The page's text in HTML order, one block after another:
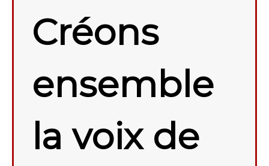
Créons
ensemble
la voix de